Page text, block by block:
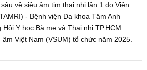
về siêu âm tim thai nhi lần 1 do Viện
- Bệnh viện Đa khoa Tâm Anh
Y học Bà mẹ và Thai nhi TP.HCM
Việt Nam (VSUM) tổ chức năm 2025.